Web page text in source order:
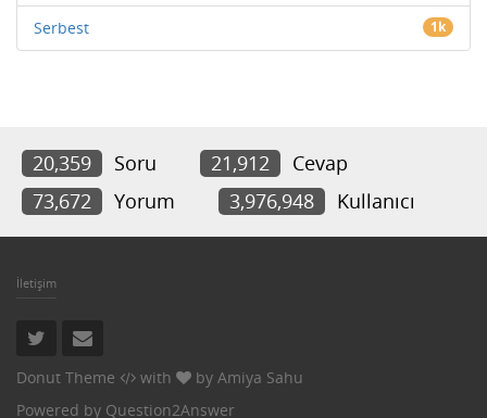
Serbest 1k
20,359 Soru 21,912
Cevap
73,672
Yorum 3,976,948 Kullanıcı
İletişim
Donut Theme with by Amiya Sahu
Powered by Question2Answer